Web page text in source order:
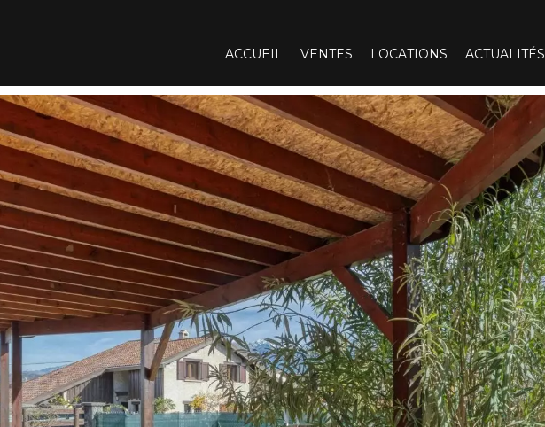
ACCUEIL
VENTES LOCATIONS ACTUALITÉS